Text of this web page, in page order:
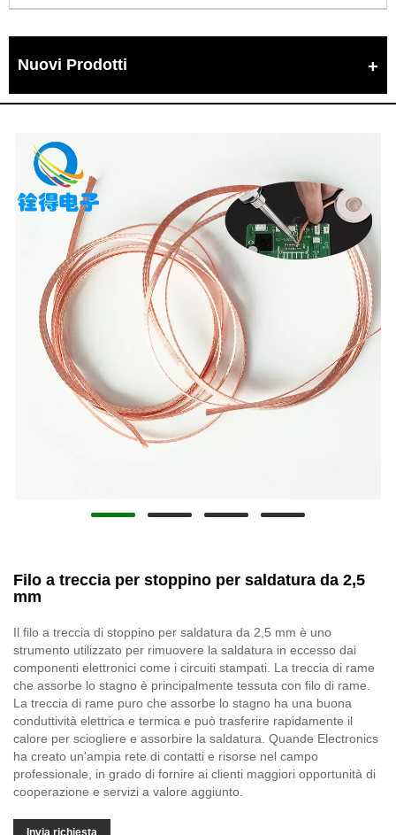
Nuovi Prodotti
Filo a treccia per stoppino per saldatura da 2,5
mm
Il filo a treccia di stoppino per saldatura da 2,5 mm è uno
strumento utilizzato per rimuovere la saldatura in eccesso dai
componenti elettronici come i circuiti stampati. La treccia di rame
che assorbe lo stagno è principalmente tessuta con filo di rame.
La treccia di rame puro che assorbe lo stagno ha una buona
conduttività elettrica e termica e può trasferire rapidamente il
calore per sciogliere e assorbire la saldatura. Quande Electronics
ha creato un'ampia rete di contatti e risorse nel campo
professionale, in grado di fornire ai clienti maggiori opportunità di
cooperazione e servizi a valore aggiunto.
Invia richiesta